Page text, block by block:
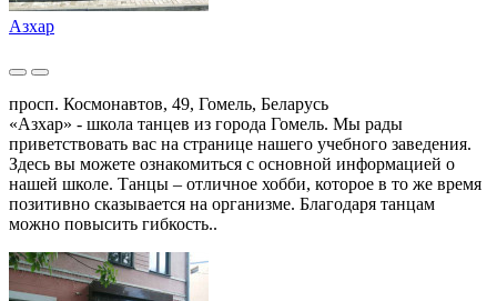
Азхар
просп. Космонавтов, 49, Гомель, Беларусь
«Азхар» - школа танцев из города Гомель. Мы рады
приветствовать вас на странице нашего учебного заведения.
Здесь вы можете ознакомиться с основной информацией о
нашей школе. Танцы – отличное хобби, которое в то же время
позитивно сказывается на организме. Благодаря танцам
можно повысить гибкость..